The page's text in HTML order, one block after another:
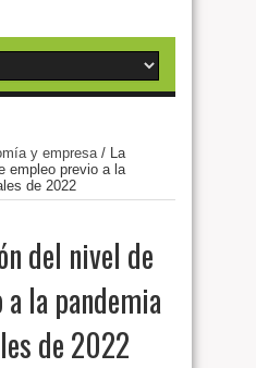
y empresa/ La
empleo previo a la
de 2022
del nivel de
la pandemia
de 2022